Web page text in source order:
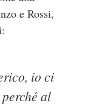
e Rossi,
io ci
al